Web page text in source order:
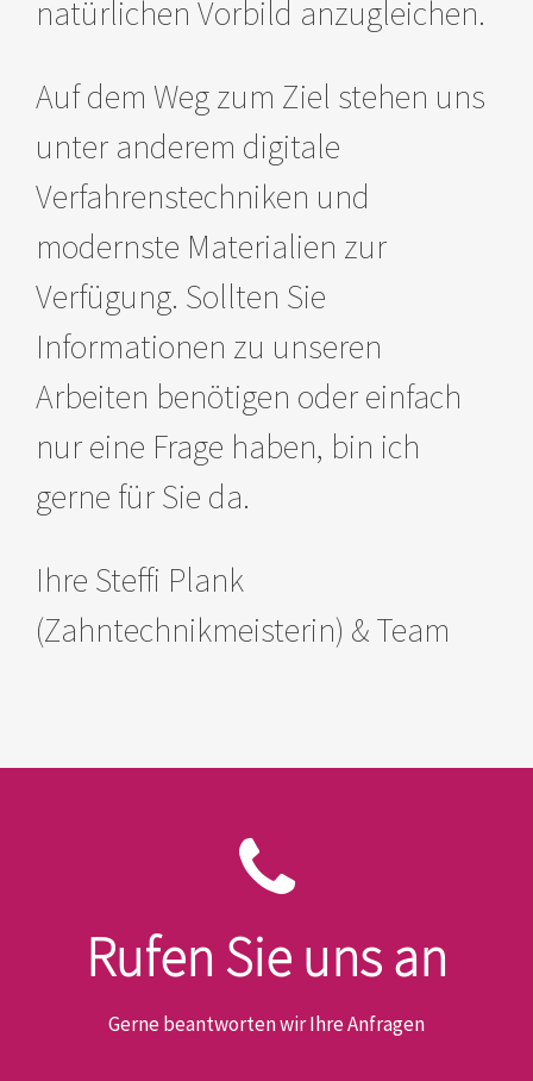
natürlichen Vorbild anzugleichen.
Auf dem Weg zum Ziel stehen uns
unter anderem digitale
Verfahrenstechniken und
modernste Materialien zur
Verfügung. Sollten Sie
Informationen zu unseren
Arbeiten benötigen oder einfach
nur eine Frage haben, bin ich
gerne für Sie da.
Ihre Steffi Plank
(Zahntechnikmeisterin) & Team
Rufen Sie uns an
Gerne beantworten wir Ihre Anfragen
Tel. 030 – 815 60 87